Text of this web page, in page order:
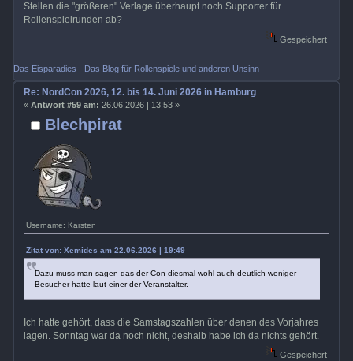
Stellen die "größeren" Verlage überhaupt noch Supporter für
Rollenspielrunden ab?
Gespeichert
Das Eisparadies - Das Blog für Rollenspiele und anderen Unsinn
Blechpirat
Username: Karsten
Re: NordCon 2026, 12. bis 14. Juni 2026 in Hamburg
« Antwort #59 am: 26.06.2026 | 13:53 »
Zitat von: Xemides am 22.06.2026 | 19:49
Dazu muss man sagen das der Con diesmal wohl auch deutlich weniger
Besucher hatte laut einer der Veranstalter.
Ich hatte gehört, dass die Samstagszahlen über denen des Vorjahres
lagen. Sonntag war da noch nicht, deshalb habe ich da nichts gehört.
Gespeichert